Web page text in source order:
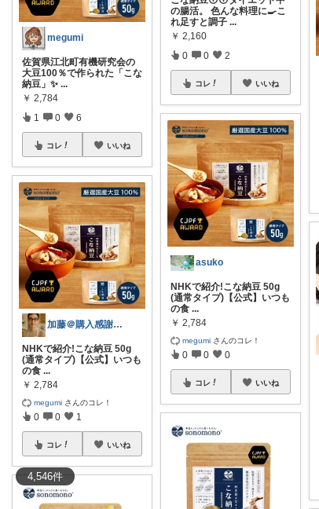
4,546件
megumi
佐賀県江北町有機研究会の
大豆100％で作られた「こな
納豆」✨ ...
￥ 2,784
1 0 6
コレ いいね
加藤＠購入感謝！見て健康知識が身に付く⭐
NHKで紹介!こな納豆 50g
(通常タイプ)【公式】いつも
の食 ...
￥ 2,784
megumi さんのコレ！
0 0 1
コレ いいね
の腸活。 色んな料理に🍳こ
れ足すと調子 ...
￥ 2,160
0 0 2
コレ いいね
asuko
NHKで紹介!こな納豆 50g
(通常タイプ)【公式】いつも
の食 ...
￥ 2,784
megumi さんのコレ！
0 0 0
コレ いいね